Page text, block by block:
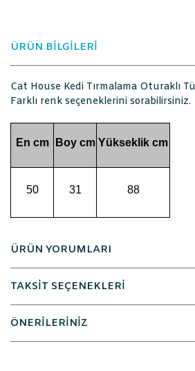
ÜRÜN BİLGİLERİ
Cat House Kedi Tırmalama Oturaklı
Farklı renk seçeneklerini sorabilirsiniz.
En cm Boy cm Yükseklik cm
50 31 88
ÜRÜN YORUMLARI
TAKSİT SEÇENEKLERİ
ÖNERİLERİNİZ